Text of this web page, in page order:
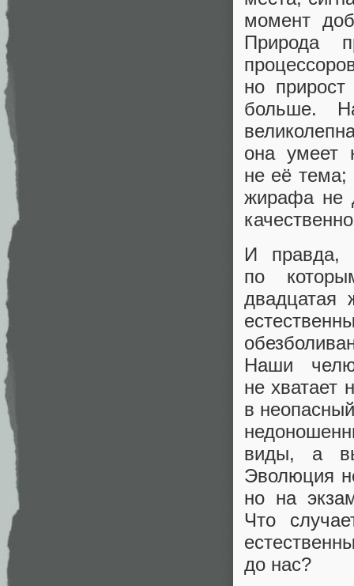
момент
Природа
но
больше.
она умеет
не её тема;
жирафа не
И правда,
по
двадцатая
Наши
не хватает
в
виды, а
Эволюция
но на
Что
до нас?